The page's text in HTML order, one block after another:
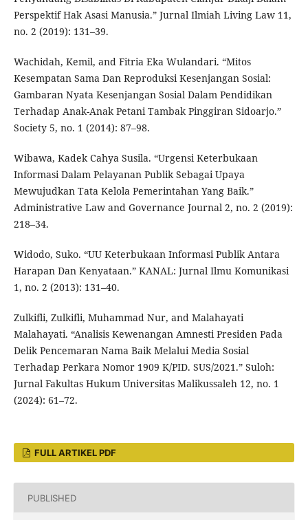
Perspektif Hak Asasi Manusia.” Jurnal Ilmiah Living Law 11,
no. 2 (2019): 131–39.
Wachidah, Kemil, and Fitria Eka Wulandari. “Mitos
Kesempatan Sama Dan Reproduksi Kesenjangan Sosial:
Gambaran Nyata Kesenjangan Sosial Dalam Pendidikan
Terhadap Anak-Anak Petani Tambak Pinggiran Sidoarjo.”
Society 5, no. 1 (2014): 87–98.
Wibawa, Kadek Cahya Susila. “Urgensi Keterbukaan
Informasi Dalam Pelayanan Publik Sebagai Upaya
Mewujudkan Tata Kelola Pemerintahan Yang Baik.”
Administrative Law and Governance Journal 2, no. 2 (2019):
218–34.
Widodo, Suko. “UU Keterbukaan Informasi Publik Antara
Harapan Dan Kenyataan.” KANAL: Jurnal Ilmu Komunikasi
1, no. 2 (2013): 131–40.
Zulkifli, Zulkifli, Muhammad Nur, and Malahayati
Malahayati. “Analisis Kewenangan Amnesti Presiden Pada
Delik Pencemaran Nama Baik Melalui Media Sosial
Terhadap Perkara Nomor 1909 K/PID. SUS/2021.” Suloh:
Jurnal Fakultas Hukum Universitas Malikussaleh 12, no. 1
(2024): 61–72.
FULL ARTIKEL PDF
PUBLISHED